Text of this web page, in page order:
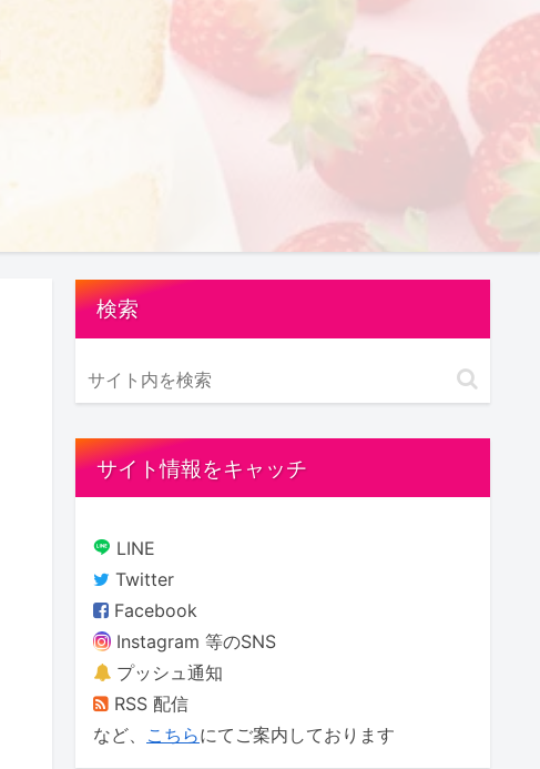
検索
サイト情報をキャッチ
LINE
Twitter
Facebook
Instagram 等のSNS
プッシュ通知
RSS 配信
など、 こちらにてご案内しております